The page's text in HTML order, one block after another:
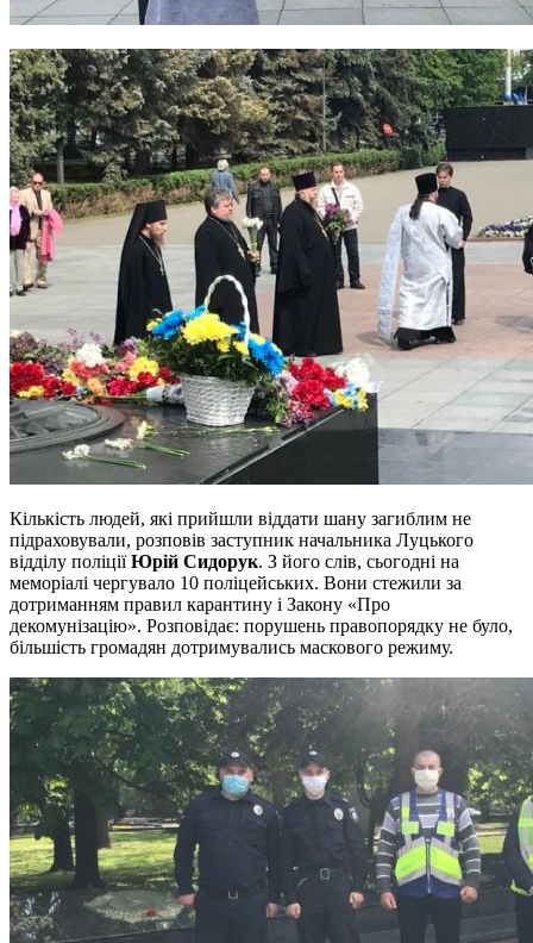
Кількість людей, які прийшли віддати шану загиблим не
підраховували, розповів заступник начальника Луцького
відділу поліціїЮрій Сидорук. З його слів, сьогодні на
меморіалі чергувало 10 поліцейських. Вони стежили за
дотриманням правил карантину і Закону «Про
декомунізацію». Розповідає: порушень правопорядку не було,
більшість громадян дотримувались маскового режиму.